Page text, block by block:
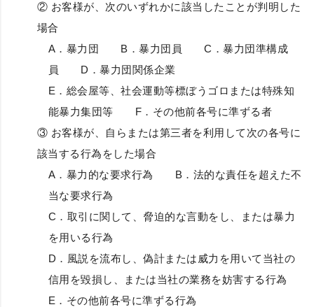
② お客様が、次のいずれかに該当したことが判明した
場合
A．暴力団 B．暴力団員 C．暴力団準構成
員 D．暴力団関係企業
E．総会屋等、社会運動等標ぼうゴロまたは特殊知
能暴力集団等 F．その他前各号に準ずる者
③ お客様が、自らまたは第三者を利用して次の各号に
該当する行為をした場合
A．暴力的な要求行為 B．法的な責任を超えた不
当な要求行為
C．取引に関して、脅迫的な言動をし、または暴力
を用いる行為
D．風説を流布し、偽計または威力を用いて当社の
信用を毀損し、または当社の業務を妨害する行為
E．その他前各号に準ずる行為